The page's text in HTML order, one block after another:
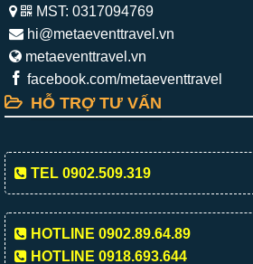
MST: 0317094769
hi@metaeventtravel.vn
metaeventtravel.vn
facebook.com/metaeventtravel
HỖ TRỢ TƯ VẤN
TEL 0902.509.319
HOTLINE 0902.89.64.89
HOTLINE 0918.693.644